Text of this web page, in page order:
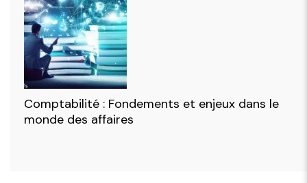
Comptabilité : Fondements et enjeux dans le
monde des affaires